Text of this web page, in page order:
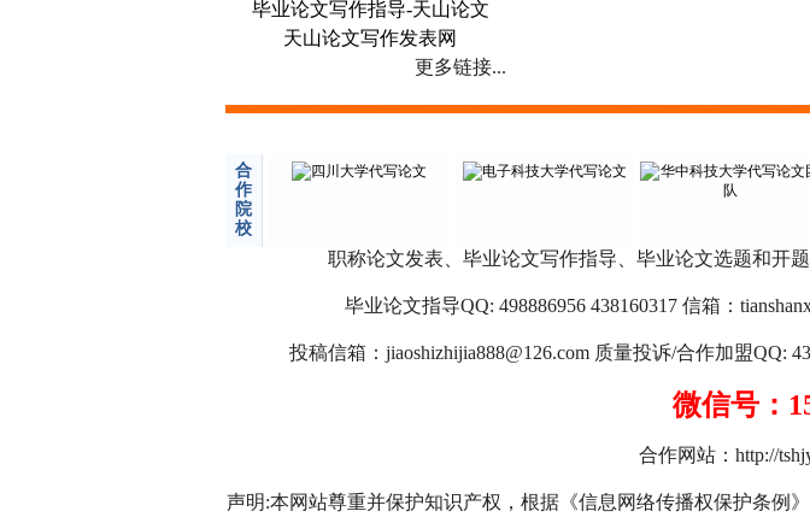
毕业论文写作指导-天山论文
天山论文写作发表网
更多链接...
合
作
院
校
职称论文发表、毕业论文写作指导、毕业论文选题和开
毕业论文指导QQ: 498886956 438160317 信箱：
投稿信箱： jiaoshizhijia888@126.com质量投诉/合作加盟QQ:
微信号：
合作网站： http://
声明:本网站尊重并保护知识产权，根据《信息网络传播权保护条例